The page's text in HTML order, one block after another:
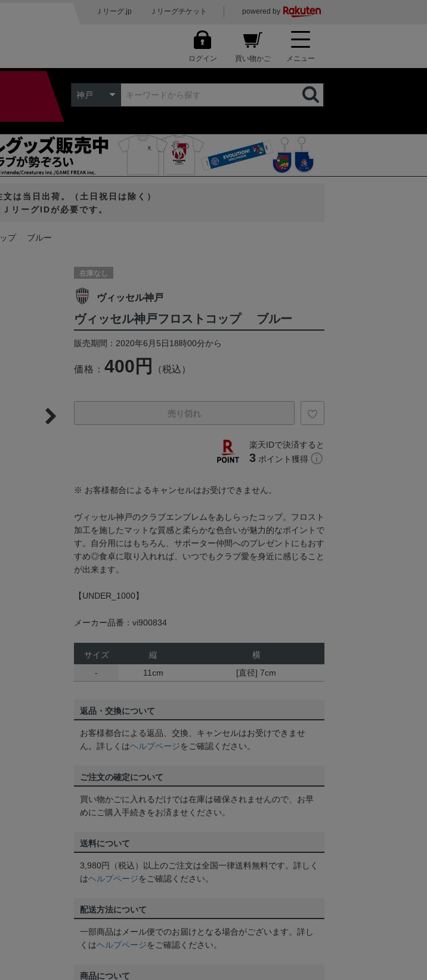
Ｊリーグ.jp Ｊリーグチケット powered by
ログイン 買い物かご メニュー
神戸
は当日出荷。（土日祝日は除く）
リーグIDが必要です。
ップ ブルー
在庫なし
ヴィッセル神戸
ヴィッセル神戸フロストコップ ブルー
販売期間：2020年6月5日18時00分から
価格： 400円 （税込）
売り切れ
楽天IDで決済すると
3 ポイント獲得
※ お客様都合によるキャンセルはお受けできません。
ヴィッセル神戸のクラブエンブレムをあしらったコップ。フロスト
加工を施したマットな質感と柔らかな色合いが魅力的なポイントで
す。自分用にはもちろん、サポーター仲間へのプレゼントにもおす
すめ◎食卓に取り入れれば、いつでもクラブ愛を身近に感じること
が出来ます。
【UNDER_1000】
メーカー品番：vi900834
サイズ 縦
横
-
11cm [直径] 7cm
返品・交換について
お客様都合による返品、交換、キャンセルはお受けできませ
ん。詳しくはヘルプページをご確認ください。
ご注文の確定について
買い物かごに入れるだけでは在庫は確保されませんので、お早
めにご購入手続きをお済ませください。
送料について
3,980円（税込）以上のご注文は全国一律送料無料です。詳しく
はヘルプページをご確認ください。
配送方法について
一部商品はメール便でのお届けとなる場合がございます。詳し
くはヘルプページをご確認ください。
商品について